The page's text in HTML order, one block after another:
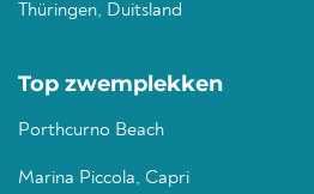
Thüringen, Duitsland
Top zwemplekken
Porthcurno Beach
Marina Piccola, Capri